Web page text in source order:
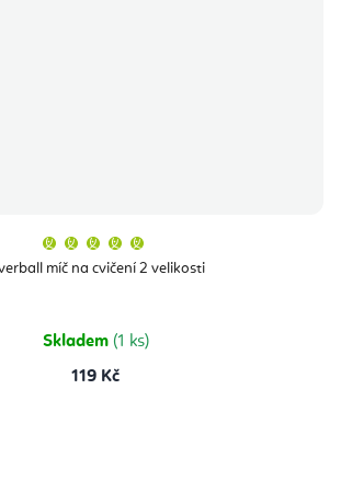
míč na cvičení 2 velikosti
produktu
je
Skladem (1 ks)
119 Kč